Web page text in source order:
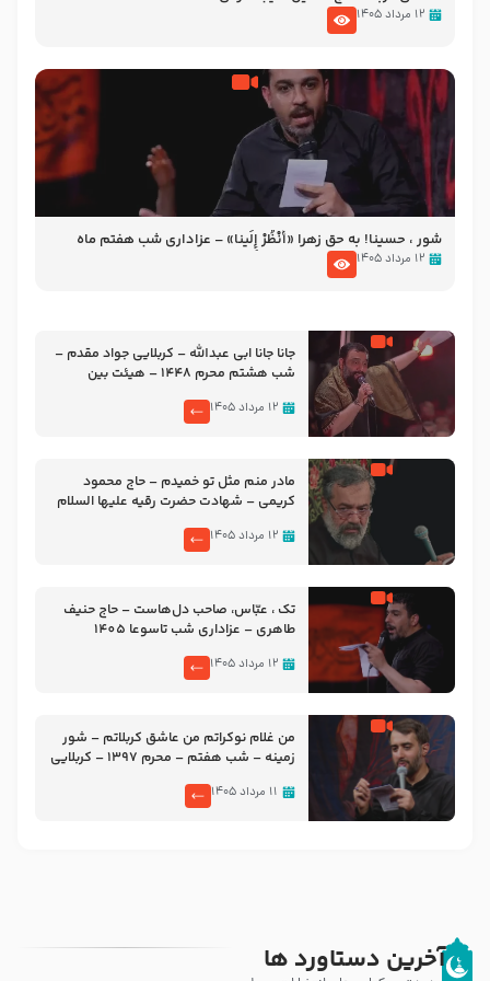
۱۲ مرداد ۱۴۰۵
شور ، حسینا! به‌ حق زهرا «أُنْظُرْ إِلَینا» – عزاداری شب هفتم ماه
محرّم 1405
۱۲ مرداد ۱۴۰۵
جانا جانا ابی عبدالله – کربلایی جواد مقدم –
شب هشتم محرم 1448 – هیئت بین
۱۲ مرداد ۱۴۰۵
مادر منم مثل تو خمیدم – حاج محمود
کریمی – شهادت حضرت رقیه علیها السلام
۱۲ مرداد ۱۴۰۵
تک ، عبّاس، صاحب دل‌هاست – حاج حنیف
طاهری – عزاداری شب تاسوعا 1405
۱۲ مرداد ۱۴۰۵
من غلام نوکراتم من عاشق کربلاتم – شور
زمینه – شب هفتم – محرم 1397 – کربلایی
۱۱ مرداد ۱۴۰۵
آخرین دستاورد ها